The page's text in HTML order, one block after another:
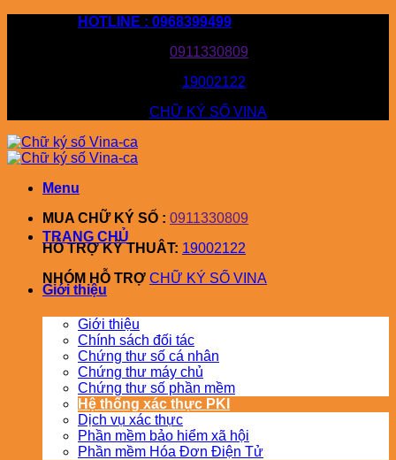
HOTLINE : 0968399499
0911330809
19002122
CHỮ KÝ SỐ VINA
Menu
MUA CHỮ KÝ SỐ : 0911330809
HỖ TRỢ KỸ THUÂT: 19002122
NHÓM HỖ TRỢ CHỮ KÝ SỐ VINA
TRANG CHỦ
Giới thiệu
Giới thiệu
Chính sách đối tác
Chứng thư số cá nhân
Chứng thư máy chủ
Chứng thư số phần mềm
Hệ thống xác thực PKI
Dịch vụ xác thực
Phần mềm bảo hiểm xã hội
Phần mềm Hóa Đơn Điện Tử